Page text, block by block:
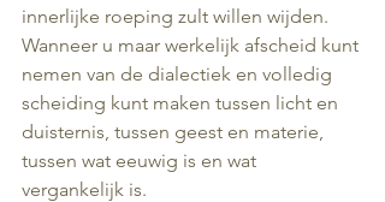
innerlijke roeping zult willen wijden.
Wanneer u maar werkelijk afscheid kunt
nemen van de dialectiek en volledig
scheiding kunt maken tussen licht en
duisternis, tussen geest en materie,
tussen wat eeuwig is en wat
vergankelijk is.